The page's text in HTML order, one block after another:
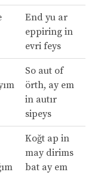
End yu ar
eppiring in
evri feys
So aut of
örth, ay em
in autır
sipeys
Koğt ap in
may dirims
bat ay em